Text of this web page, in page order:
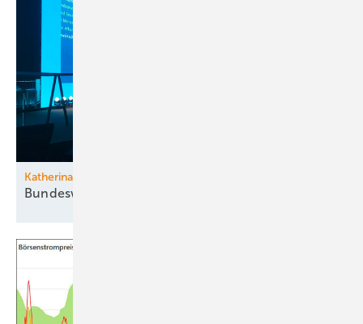
Katherina Reiche bei VKU-Tagung
Bundeswirtschaftsministerin will